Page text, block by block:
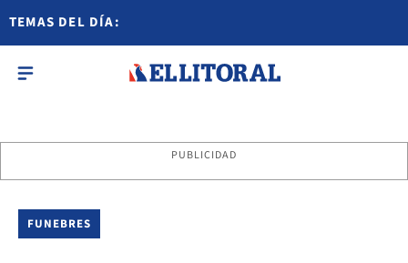
TEMAS DEL DÍA:
PUBLICIDAD
FUNEBRES